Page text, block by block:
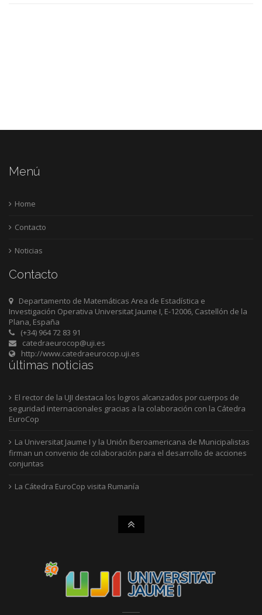
Menú
Home
Contacto
Noticias
Contacto
Departamento de Matemáticas Area de Estadística e
Investigación Operativa Universitat Jaume I, E-12006, Castellón de la
Plana, España
(+34) 964 72 83 91
catedraeurocop@uji.es
http://www.catedraeurocop.uji.es
últimas noticias
El rector de la UJI destaca los logros alcanzados por cuerpos de
seguridad internacionales gracias a la colaboración con la Cátedra
EuroCop
La Universitat Jaume I y la Unión Iberoamericana de Municipalistas
firman un convenio de colaboración para el desarrollo de acciones
conjuntas
La Cátedra EuroCop visita Rumanía